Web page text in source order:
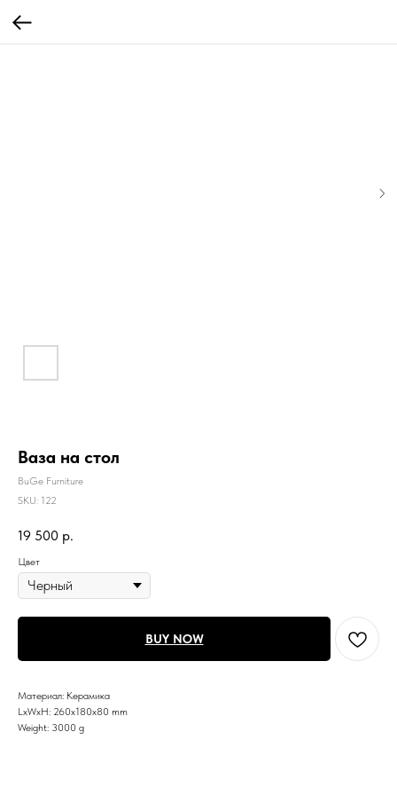
Ваза на стол
BuGe Furniture
SKU: 122
19 500 р.
Цвет
BUY NOW
Материал: Керамика
LxWxH: 260x180x80 mm
Weight: 3000 g